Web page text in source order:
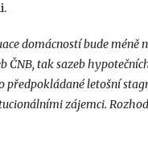
domácností bude
ČNB, tak sazeb
předpokládané letošní
zájemci.